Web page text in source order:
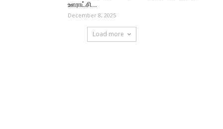
ஊராட்சி...
December 8, 2025
Load more